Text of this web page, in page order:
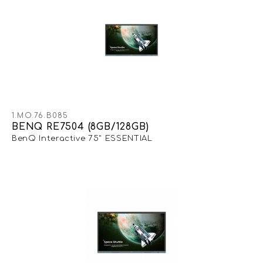
1.MO.76.B085
BENQ RE7504 (8GB/128GB)
BenQ Interactive 75" ESSENTIAL